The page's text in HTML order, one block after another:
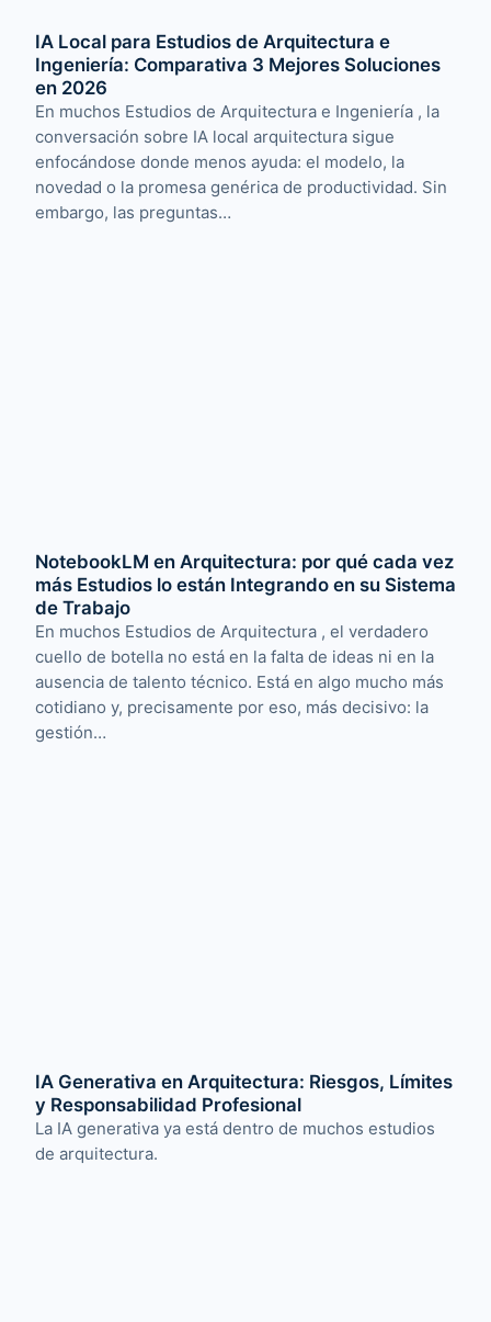
IA Local para Estudios de Arquitectura e
Ingeniería: Comparativa 3 Mejores Soluciones
en 2026
En muchos Estudios de Arquitectura e Ingeniería , la
conversación sobre IA local arquitectura sigue
enfocándose donde menos ayuda: el modelo, la
novedad o la promesa genérica de productividad. Sin
embargo, las preguntas…
NotebookLM en Arquitectura: por qué cada vez
más Estudios lo están Integrando en su Sistema
de Trabajo
En muchos Estudios de Arquitectura , el verdadero
cuello de botella no está en la falta de ideas ni en la
ausencia de talento técnico. Está en algo mucho más
cotidiano y, precisamente por eso, más decisivo: la
gestión…
IA Generativa en Arquitectura: Riesgos, Límites
y Responsabilidad Profesional
La IA generativa ya está dentro de muchos estudios
de arquitectura.